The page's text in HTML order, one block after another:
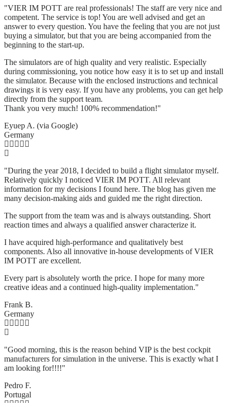
"VIER IM POTT are real professionals! The staff are very nice and
competent. The service is top! You are well advised and get an
answer to every question. You have the feeling that you are not just
buying a simulator, but that you are being accompanied from the
beginning to the start-up.
The simulators are of high quality and very realistic. Especially
during commissioning, you notice how easy it is to set up and install
the simulator. Because with the enclosed instructions and technical
drawings it is very easy. If you have any problems, you can get help
directly from the support team.
Thank you very much! 100% recommendation!"
Eyuep A. (via Google)
Germany
"During the year 2018, I decided to build a flight simulator myself.
Relatively quickly I noticed VIER IM POTT. All relevant
information for my decisions I found here. The blog has given me
many decision-making aids and guided me the right direction.
The support from the team was and is always outstanding. Short
reaction times and always a qualified answer characterize it.
I have acquired high-performance and qualitatively best
components. Also all innovative in-house developments of VIER
IM POTT are excellent.
Every part is absolutely worth the price. I hope for many more
creative ideas and a continued high-quality implementation."
Frank B.
Germany
"Good morning, this is the reason behind VIP is the best cockpit
manufacturers for simulation in the universe. This is exactly what I
am looking for!!!!"
Pedro F.
Portugal